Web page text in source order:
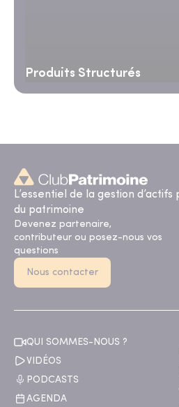
Produits Structurés
L’essentiel de la gestion
du patrimoine
Devenez partenaire,
contributeur ou posez-nous vos
questions
Nous contacter
QUI SOMMES-NOUS ?
VIDÉOS
PODCASTS
AGENDA